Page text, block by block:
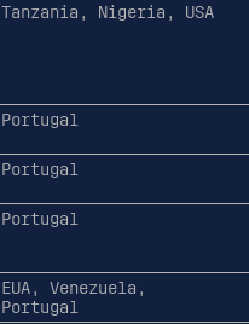
Tanzania, Nigeria, USA
Portugal
Portugal
Portugal
EUA, Venezuela,
Portugal